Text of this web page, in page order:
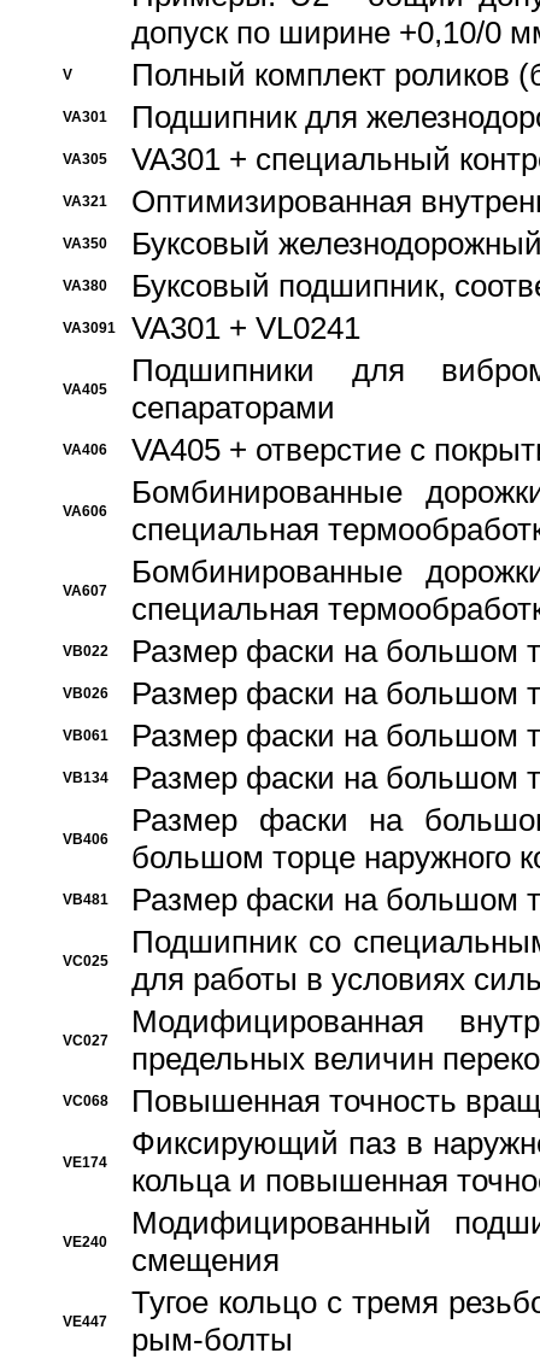
допуск по ширине +0,10/0
V Полный комплект роликов
VA301 Подшипник для
VA305 VA301 + специальный
VA321 Оптимизированная
VA350 Буксовый
VA380 Буксовый подшипник,
VA3091 VA301 + VL0241
VA405
Подшипники для
сепараторами
VA406 VA405 + отверстие с
VA606
Бомбинированные
специальная
VA607
Бомбинированные
специальная
VB022 Размер фаски на большом
VB026 Размер фаски на большом
VB061 Размер фаски на большом
VB134 Размер фаски на большом
VB406
Размер фаски на
большом торце наружного
VB481 Размер фаски на большом
VC025
Подшипник со
для работы в условиях
VC027
Модифицированная
предельных величин
VC068 Повышенная точность
VE174
Фиксирующий паз в
кольца и повышенная
VE240
Модифицированный
смещения
VE447
Тугое кольцо с тремя
рым-болты